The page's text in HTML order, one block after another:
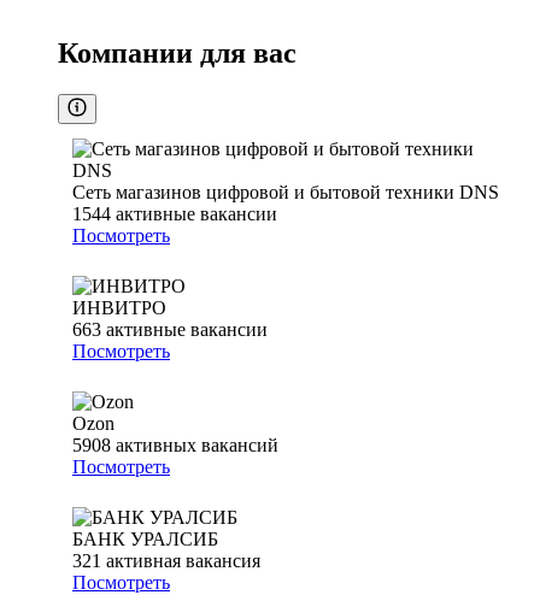
Компании для вас
Сеть магазинов цифровой и бытовой техники DNS
1544 активные вакансии
Посмотреть
ИНВИТРО
663 активные вакансии
Посмотреть
Ozon
5908 активных вакансий
Посмотреть
БАНК УРАЛСИБ
321 активная вакансия
Посмотреть